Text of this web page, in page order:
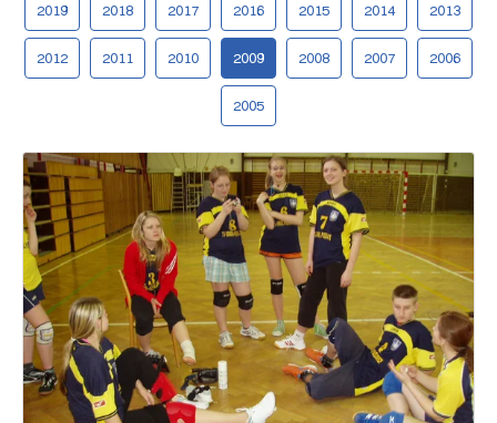
2019 2018 2017 2016 2015 2014 2013
2012 2011 2010 2009 2008 2007 2006
2005